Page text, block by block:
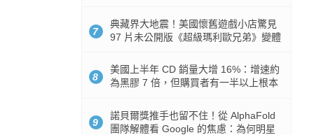
7
典藏界大地震！美國懷舊遊戲小店驚見
97 片未公開版《超級瑪利歐兄弟》變體
8
美國上半年 CD 銷量大增 16%：增速約
為黑膠 7 倍，但購買者有一半以上根本
9
諾貝爾獎推手也留不住！從 AlphaFold
團隊解體看 Google 的焦慮：為何明星